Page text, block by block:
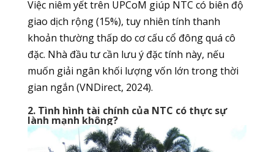
Việc niêm yết trên UPCoM giúp NTC có biên độ
giao dịch rộng (15%), tuy nhiên tính thanh
khoản thường thấp do cơ cấu cổ đông quá cô
đặc. Nhà đầu tư cần lưu ý đặc tính này, nếu
muốn giải ngân khối lượng vốn lớn trong thời
gian ngắn (VNDirect, 2024).
2. Tình hình tài chính của NTC có thực sự
lành mạnh không?